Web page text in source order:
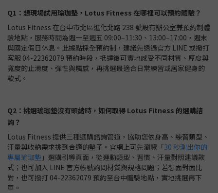
Q1：想現場試用瑜珈墊，Lotus Fitness 在哪裡可以預約體驗？
Lotus Fitness 在台中市北區進化北路 238 號設有辦公室兼預約制體
驗地點，服務時間為週一至週五 09:00–11:30、13:00–17:00，週末
與國定假日休息。此據點採全預約制，建議先透過官方 LINE 或撥打
客服 04-22362079 預約時段，抵達後可實地感受不同材質、厚度與
寬度的止滑度、彈性與觸感，再挑選最適合日常練習或居家健身的
款式。
Q2：挑選瑜珈墊沒有頭緒時，如何取得 Lotus Fitness 的選購諮
詢？
Lotus Fitness 提供三種選購諮詢管道，協助您依身高、練習類型、
汗量與收納需求挑到合適的墊子。官網上可先瀏覽「30 秒測出你的
專屬瑜珈墊 」選購引導頁面，從運動類型、習慣、汗量對照建議款
式；也可加入 LINE 官方帳號詢問材質與規格問題；若想面對面比
對，也可撥打 04-22362079 預約至台中體驗地點，實地挑選再下
單。